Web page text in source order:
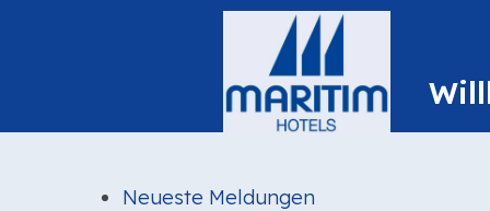
Neueste Meldungen